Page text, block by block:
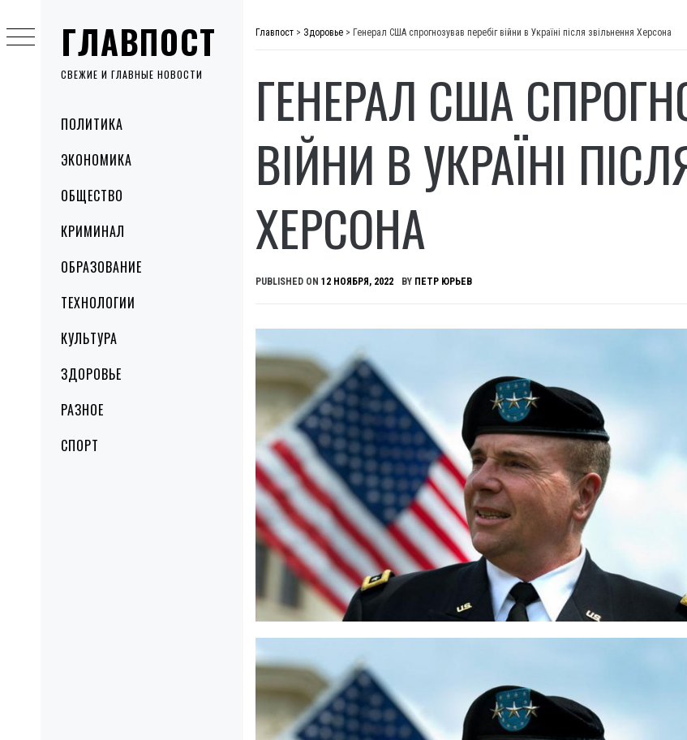
ГЛАВПОСТ
СВЕЖИЕ И ГЛАВНЫЕ НОВОСТИ
MenuПОЛИТИКА
ЭКОНОМИКА
ОБЩЕСТВО
КРИМИНАЛ
ОБРАЗОВАНИЕ
ТЕХНОЛОГИИ
КУЛЬТУРА
ЗДОРОВЬЕ
РАЗНОЕ
СПОРТ
to
content
Главпост > Здоровье > Генерал США спрогнозував перебіг війни в Україні після звільнення Херсона
ГЕНЕРАЛ США
ВІЙНИ В УКРАЇНІ
ХЕРСОНА
PUBLISHED ON 12 НОЯБРЯ, 2022 BY ПЕТР ЮРЬЕВ